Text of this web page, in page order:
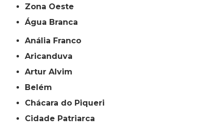
Zona Oeste
Água Branca
Anália Franco
Aricanduva
Artur Alvim
Belém
Chácara do Piqueri
Cidade Patriarca